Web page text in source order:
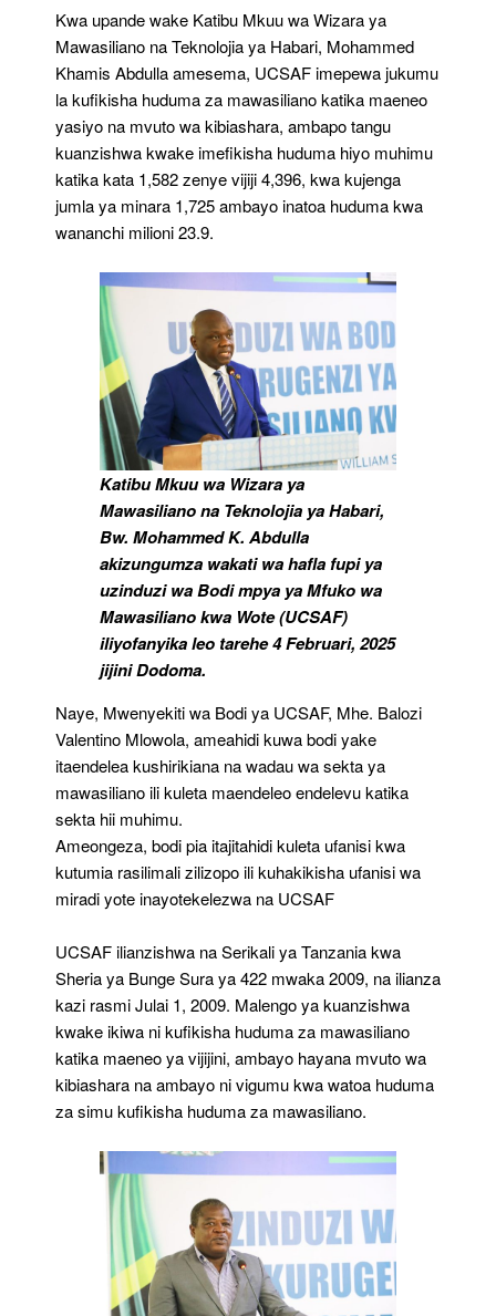
Kwa upande wake Katibu Mkuu wa Wizara ya
Mawasiliano na Teknolojia ya Habari, Mohammed
Khamis Abdulla amesema, UCSAF imepewa jukumu
la kufikisha huduma za mawasiliano katika maeneo
yasiyo na mvuto wa kibiashara, ambapo tangu
kuanzishwa kwake imefikisha huduma hiyo muhimu
katika kata 1,582 zenye vijiji 4,396, kwa kujenga
jumla ya minara 1,725 ambayo inatoa huduma kwa
wananchi milioni 23.9.
Katibu Mkuu wa Wizara ya
Mawasiliano na Teknolojia ya Habari,
Bw. Mohammed K. Abdulla
akizungumza wakati wa hafla fupi ya
uzinduzi wa Bodi mpya ya Mfuko wa
Mawasiliano kwa Wote (UCSAF)
iliyofanyika leo tarehe 4 Februari, 2025
jijini Dodoma.
Naye, Mwenyekiti wa Bodi ya UCSAF, Mhe. Balozi
Valentino Mlowola, ameahidi kuwa bodi yake
itaendelea kushirikiana na wadau wa sekta ya
mawasiliano ili kuleta maendeleo endelevu katika
sekta hii muhimu.
Ameongeza, bodi pia itajitahidi kuleta ufanisi kwa
kutumia rasilimali zilizopo ili kuhakikisha ufanisi wa
miradi yote inayotekelezwa na UCSAF
UCSAF ilianzishwa na Serikali ya Tanzania kwa
Sheria ya Bunge Sura ya 422 mwaka 2009, na ilianza
kazi rasmi Julai 1, 2009. Malengo ya kuanzishwa
kwake ikiwa ni kufikisha huduma za mawasiliano
katika maeneo ya vijijini, ambayo hayana mvuto wa
kibiashara na ambayo ni vigumu kwa watoa huduma
za simu kufikisha huduma za mawasiliano.